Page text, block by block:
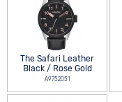
The Safari Leather
Black / Rose Gold
A9752051